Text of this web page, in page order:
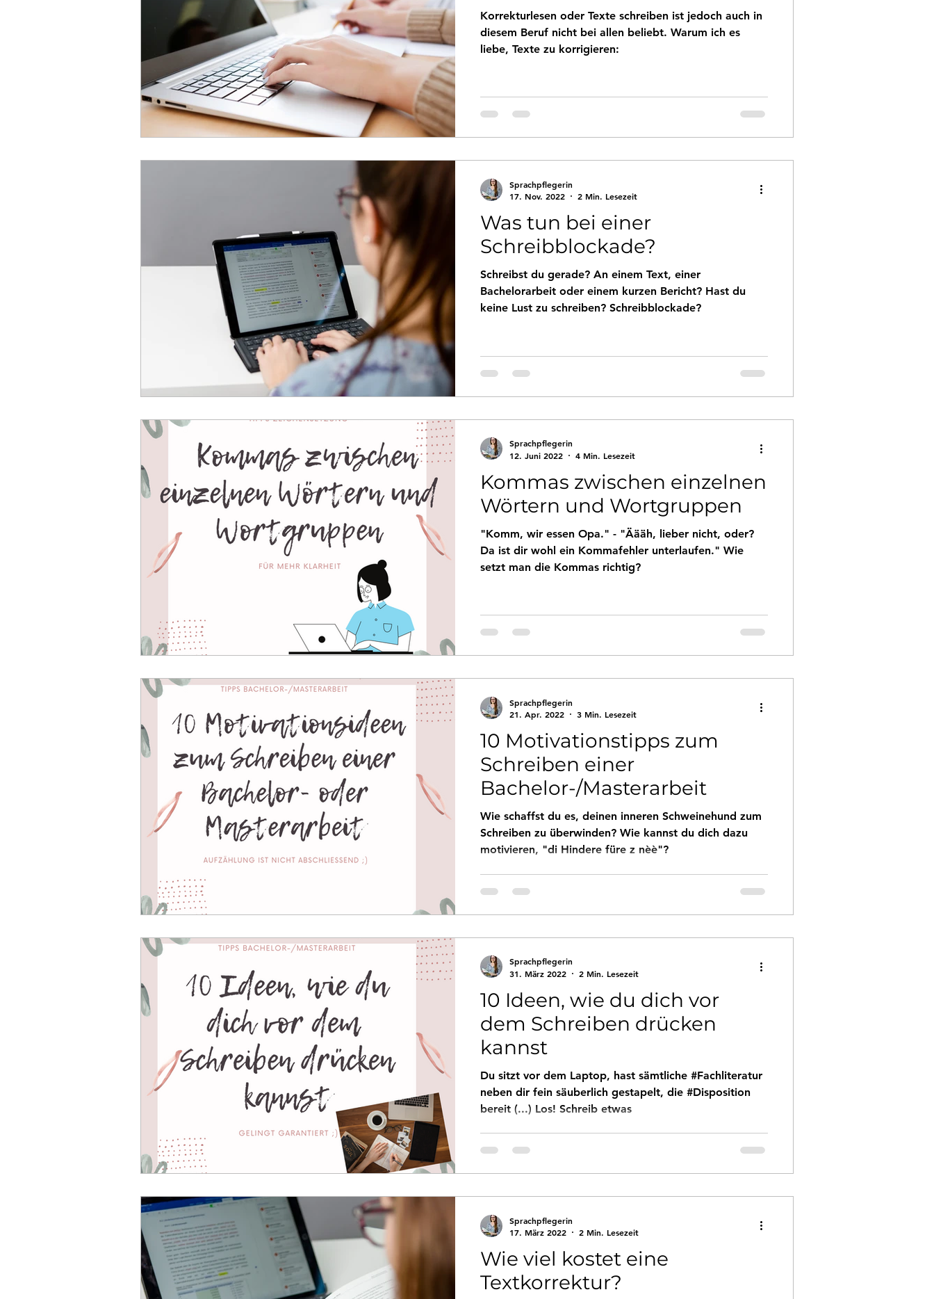
Korrekturlesen oder Texte schreiben ist jedoch auch in
diesem Beruf nicht bei allen beliebt. Warum ich es
liebe, Texte zu korrigieren:
Was tun bei einer
Schreibblockade?
Schreibst du gerade? An einem Text, einer
Bachelorarbeit oder einem kurzen Bericht? Hast du
keine Lust zu schreiben? Schreibblockade?
Sprachpflegerin
17. Nov. 2022
2 Min. Lesezeit
Kommas zwischen einzelnen
Wörtern und Wortgruppen
"Komm, wir essen Opa." - "Äääh, lieber nicht, oder?
Da ist dir wohl ein Kommafehler unterlaufen." Wie
setzt man die Kommas richtig?
Sprachpflegerin
12. Juni 2022
4 Min. Lesezeit
10 Motivationstipps zum
Schreiben einer
Bachelor-/Masterarbeit
Wie schaffst du es, deinen inneren Schweinehund zum
Schreiben zu überwinden? Wie kannst du dich dazu
motivieren, "di Hindere füre z nèè"?
Sprachpflegerin
21. Apr. 2022
3 Min. Lesezeit
10 Ideen, wie du dich vor
dem Schreiben drücken
kannst
Du sitzt vor dem Laptop, hast sämtliche #Fachliteratur
neben dir fein säuberlich gestapelt, die #Disposition
bereit (...) Los! Schreib etwas
Sprachpflegerin
31. März 2022
2 Min. Lesezeit
Wie viel kostet eine
Textkorrektur?
Sprachpflegerin
17. März 2022
2 Min. Lesezeit